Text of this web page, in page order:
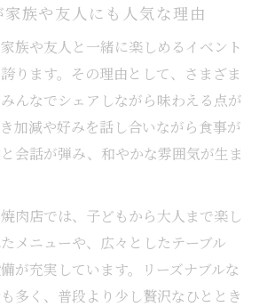
店舗選びにも役立つ試食会情報
ントで自分好みを見つけるコツ
イベントで味を探求
ントで広がる味のバリエーション
体験を楽しめるイベント企画
が注目する体験型食イベント
通じた兵庫区の楽しみ方
会で地域の魅力を再発見
族や友人にも人気な理由
族や友人と一緒に楽しめるイベント
ります。その理由として、さまざま
んなでシェアしながら味わえる点が
加減や好みを話し合いながら食事が
会話が弾み、和やかな雰囲気が生ま
肉店では、子どもから大人まで楽し
メニューや、広々としたテーブル
が充実しています。リーズナブルな
多く、普段より少し贅沢なひととき